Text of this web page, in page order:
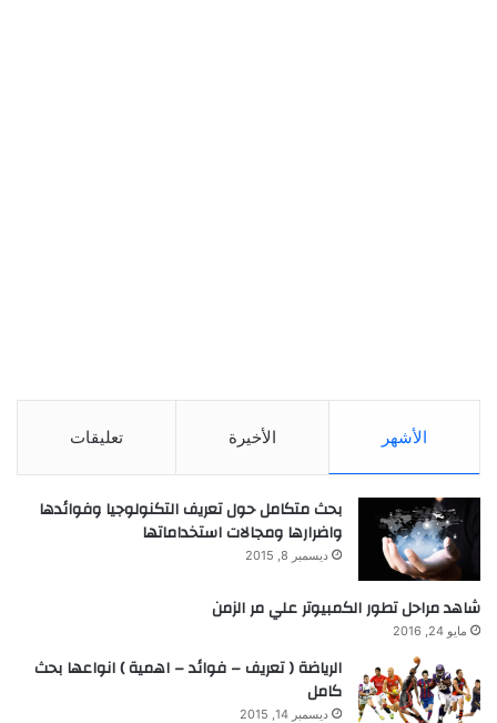
الأشهر الأخيرة تعليقات
بحث متكامل حول تعريف التكنولوجيا وفوائدها
واضرارها ومجالات استخداماتها
ديسمبر 8, 2015
شاهد مراحل تطور الكمبيوتر علي مر الزمن
مايو 24, 2016
الرياضة ( تعريف – فوائد – اهمية ) انواعها بحث
كامل
ديسمبر 14, 2015